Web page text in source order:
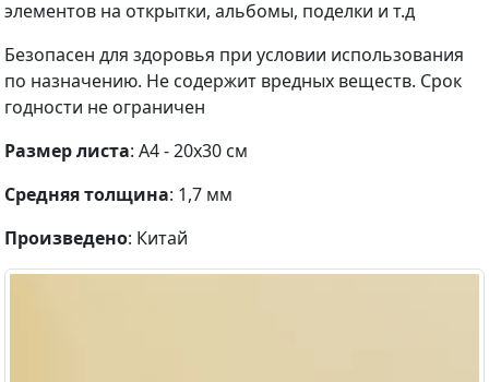
элементов на открытки, альбомы, поделки и т.д
Безопасен для здоровья при условии использования
по назначению. Не содержит вредных веществ. Срок
годности не ограничен
Размер листа: А4 - 20х30 см
Средняя толщина: 1,7 мм
Произведено: Китай